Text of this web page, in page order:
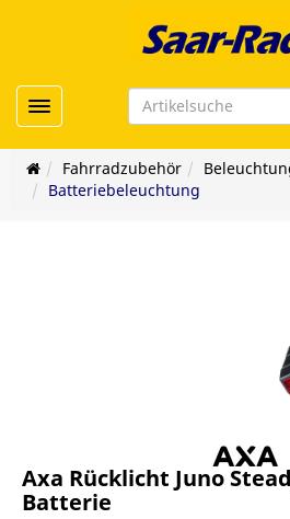
Toggle navigation
Fahrradzubehör
Batteriebeleuchtung
Axa Rücklicht Juno
Batterie